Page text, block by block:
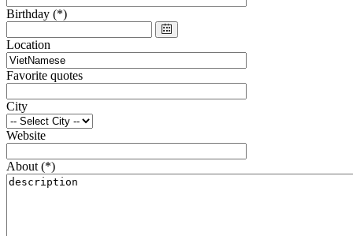
Birthday (*)
Location
Favorite quotes
City
Website
About (*)